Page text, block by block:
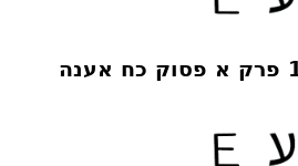
משלי 142 פרק א פסוק כח אענה